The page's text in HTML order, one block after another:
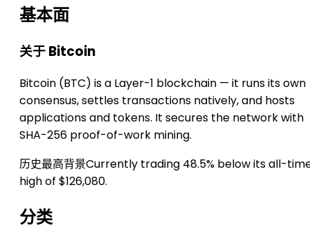
基本面
关于 Bitcoin
Bitcoin (BTC) is a Layer-1 blockchain — it runs its own
consensus, settles transactions natively, and hosts
applications and tokens. It secures the network with
SHA-256 proof-of-work mining.
历史最高背景Currently trading 48.5% below its all-
high of $126,080.
分类